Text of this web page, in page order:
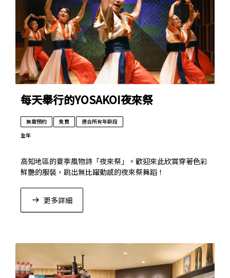
每天舉行的YOSAKOI夜來祭
無需預約 免費
適合所有年齡段
全年
高知地區的夏季風物詩「夜來祭」。歡迎來此欣賞穿著色彩
鮮艷的服裝，跳出無比躍動感的夜來祭舞蹈！
更多詳細